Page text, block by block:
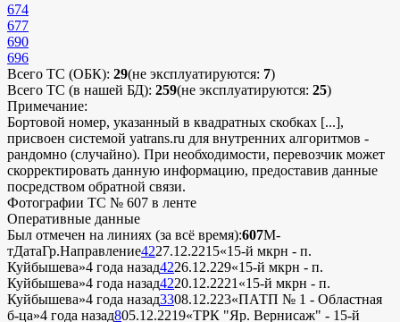
674
677
690
696
Всего ТС (ОБК): 29(не эксплуатируются: 7)
Всего ТС (в нашей БД): 259(не эксплуатируются: 25)
Примечание:
Бортовой номер, указанный в квадратных скобках [...],
присвоен системой yatrans.ru для внутренних алгоритмов -
рандомно (случайно). При необходимости, перевозчик может
скорректировать данную информацию, предоставив данные
посредством обратной связи.
Фотографии ТС № 607 в ленте
Оперативные данные
Был отмечен на линиях (за всё время):607М-
тДатаГр.Направление4227.12.2215«15-й мкрн - п.
Куйбышева»4 года назад4226.12.229«15-й мкрн - п.
Куйбышева»4 года назад4220.12.2221 «15-й мкрн - п.
Куйбышева»4 года назад3308.12.223«ПАТП № 1 - Областная
б-ца»4 года назад805.12.2219«ТРК "Яр. Вернисаж" - 15-й